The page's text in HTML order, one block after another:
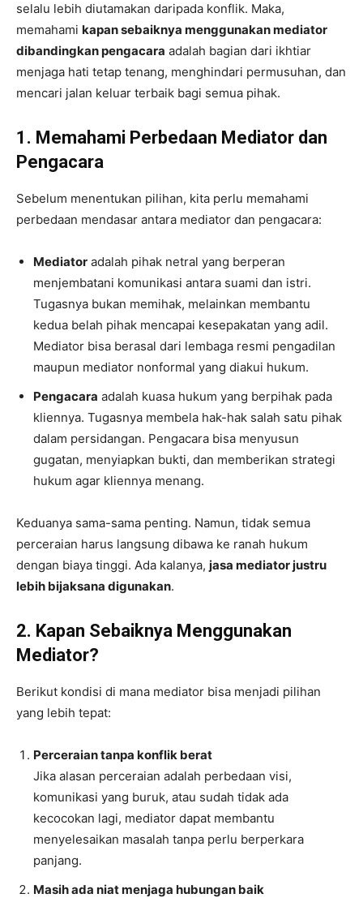
selalu lebih diutamakan daripada konflik. Maka,
memahami kapan sebaiknya menggunakan mediator
dibandingkan pengacara adalah bagian dari ikhtiar
menjaga hati tetap tenang, menghindari permusuhan, dan
mencari jalan keluar terbaik bagi semua pihak.
1. Memahami Perbedaan Mediator dan
Pengacara
Sebelum menentukan pilihan, kita perlu memahami
perbedaan mendasar antara mediator dan pengacara:
Mediator adalah pihak netral yang berperan
menjembatani komunikasi antara suami dan istri.
Tugasnya bukan memihak, melainkan membantu
kedua belah pihak mencapai kesepakatan yang adil.
Mediator bisa berasal dari lembaga resmi pengadilan
maupun mediator nonformal yang diakui hukum.
Pengacara adalah kuasa hukum yang berpihak pada
kliennya. Tugasnya membela hak-hak salah satu pihak
dalam persidangan. Pengacara bisa menyusun
gugatan, menyiapkan bukti, dan memberikan strategi
hukum agar kliennya menang.
Keduanya sama-sama penting. Namun, tidak semua
perceraian harus langsung dibawa ke ranah hukum
dengan biaya tinggi. Ada kalanya, jasa mediator justru
lebih bijaksana digunakan.
2. Kapan Sebaiknya Menggunakan
Mediator?
Berikut kondisi di mana mediator bisa menjadi pilihan
yang lebih tepat:
Perceraian tanpa konflik berat
Jika alasan perceraian adalah perbedaan visi,
komunikasi yang buruk, atau sudah tidak ada
kecocokan lagi, mediator dapat membantu
menyelesaikan masalah tanpa perlu berperkara
panjang.
Masih ada niat menjaga hubungan baik